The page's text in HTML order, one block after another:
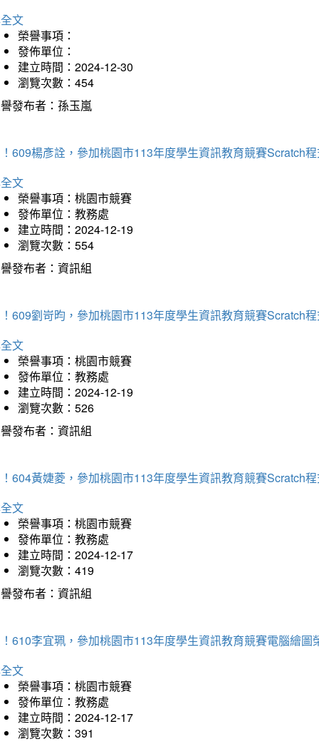
文
榮譽事項：
發佈單位：
建立時間：2024-12-30
瀏覽次數：454
發布者：孫玉嵐
609楊彥詮，參加桃園市113年度學生資訊教育競賽Scratch
文
榮譽事項：桃園市競賽
發佈單位：教務處
建立時間：2024-12-19
瀏覽次數：554
發布者：資訊組
609劉岢昀，參加桃園市113年度學生資訊教育競賽Scratch
文
榮譽事項：桃園市競賽
發佈單位：教務處
建立時間：2024-12-19
瀏覽次數：526
發布者：資訊組
604黃婕菱，參加桃園市113年度學生資訊教育競賽Scratch
文
榮譽事項：桃園市競賽
發佈單位：教務處
建立時間：2024-12-17
瀏覽次數：419
發布者：資訊組
610李宜珮，參加桃園市113年度學生資訊教育競賽電腦繪圖
文
榮譽事項：桃園市競賽
發佈單位：教務處
建立時間：2024-12-17
瀏覽次數：391